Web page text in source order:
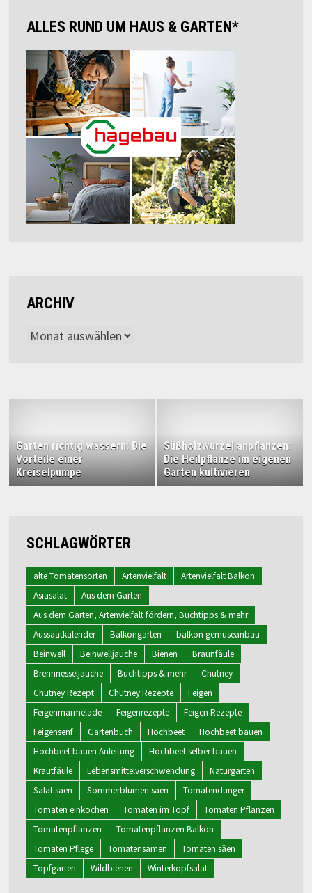
ALLES RUND UM HAUS & GARTEN*
ARCHIV
Archiv
Garten richtig wässern: Die
Vorteile einer
Kreiselpumpe
Süßholzwurzel anpflanzen:
Die Heilpflanze im eigenen
Garten kultivieren
SCHLAGWÖRTER
alte Tomatensorten Artenvielfalt
Artenvielfalt Balkon
Asiasalat
Aus dem Garten
Aus dem Garten, Artenvielfalt fördern, Buchtipps & mehr
Aussaatkalender
Balkongarten
balkon gemüseanbau
Beinwell
Beinwelljauche Bienen
Braunfäule
Brennnesseljauche
Buchtipps & mehr
Chutney
Chutney Rezept
Chutney Rezepte
Feigen
Feigenmarmelade
Feigenrezepte
Feigen Rezepte
Feigensenf
Gartenbuch Hochbeet
Hochbeet bauen
Hochbeet bauen Anleitung
Hochbeet selber bauen
Krautfäule
Lebensmittelverschwendung
Naturgarten
Salat säen
Sommerblumen säen
Tomatendünger
Tomaten einkochen
Tomaten im Topf
Tomaten Pflanzen
Tomatenpflanzen
Tomatenpflanzen Balkon
Tomaten Pflege
Tomatensamen
Tomaten säen
Topfgarten
Wildbienen Winterkopfsalat